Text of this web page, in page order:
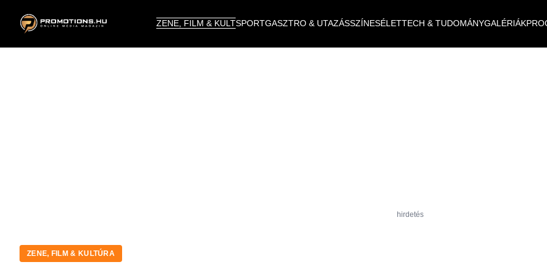
ZENE, FILM & KULTSPORTGASZTRO & UTAZÁSSZÍNESÉLETTECH & TUDOMÁNYGALÉRIÁK
hirdetés
ZENE, FILM & KULTÚRA